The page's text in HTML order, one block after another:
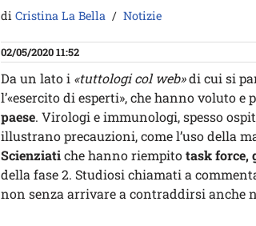
di Cristina La Bella Notizie
02/05/2020 11:52
Da un lato i «tuttologi col web»di cui si
l’«esercito di esperti», che hanno voluto e
paese. Virologi e immunologi, spesso
illustrano precauzioni, come l’uso della
Scienziatiche hanno riempitotask force,
della fase 2. Studiosi chiamati a
non senza arrivare a contraddirsi anche